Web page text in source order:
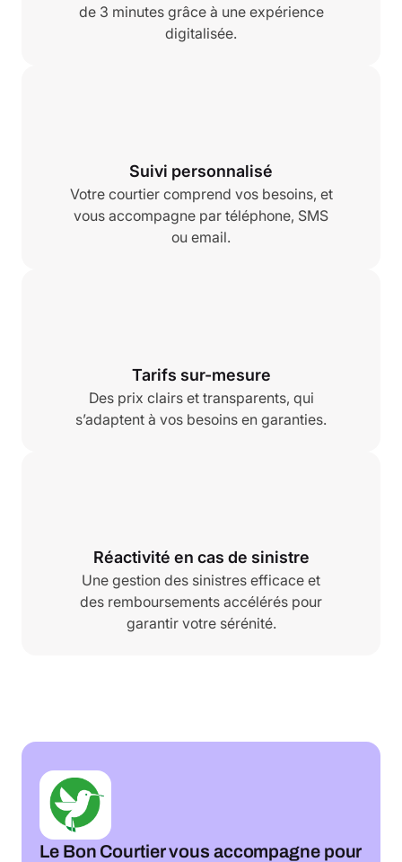
de 3 minutes grâce à une expérience
digitalisée.
Suivi personnalisé
Votre courtier comprend vos besoins, et
vous accompagne par téléphone, SMS
ou email.
Tarifs sur-mesure
Des prix clairs et transparents, qui
s’adaptent à vos besoins en garanties.
Réactivité en cas de sinistre
Une gestion des sinistres efficace et
des remboursements accélérés pour
garantir votre sérénité.
Le Bon Courtier vous accompagne pour